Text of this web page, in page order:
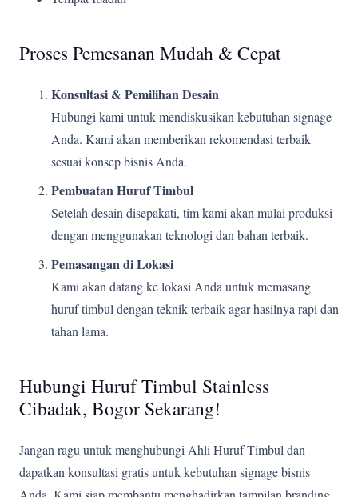
Proses Pemesanan Mudah & Cepat
Konsultasi & Pemilihan Desain
Hubungi kami untuk mendiskusikan kebutuhan signage
Anda. Kami akan memberikan rekomendasi terbaik
sesuai konsep bisnis Anda.
Pembuatan Huruf Timbul
Setelah desain disepakati, tim kami akan mulai produksi
dengan menggunakan teknologi dan bahan terbaik.
Pemasangan di Lokasi
Kami akan datang ke lokasi Anda untuk memasang
huruf timbul dengan teknik terbaik agar hasilnya rapi dan
tahan lama.
Hubungi Huruf Timbul Stainless
Cibadak, Bogor Sekarang!
Jangan ragu untuk menghubungi Ahli Huruf Timbul dan
dapatkan konsultasi gratis untuk kebutuhan signage bisnis